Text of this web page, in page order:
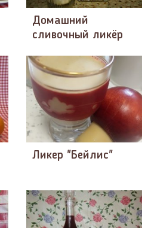
Домашний
сливочный ликёр
Ликер "Бейлис"